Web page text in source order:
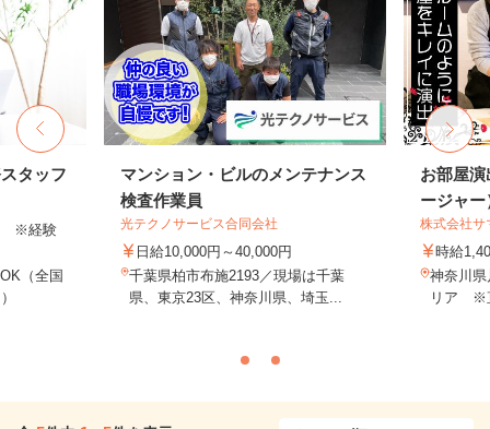
タッフ
※経験
（全国
マンション・ビルのメンテナンス
検査作業員
光テクノサービス合同会社
日給10,000円～40,000円
千葉県柏市布施2193／現場は千葉
県、東京23区、神奈川県、埼玉...
お部屋
ージャー
株式会社サ
時給
神奈川
リア ※